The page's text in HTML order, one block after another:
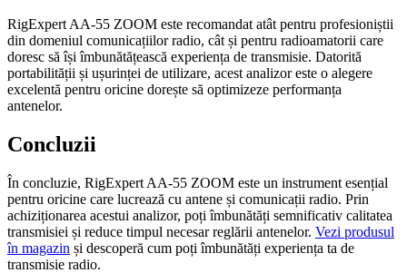
RigExpert AA-55 ZOOM este recomandat atât pentru profesioniștii
din domeniul comunicațiilor radio, cât și pentru radioamatorii care
doresc să își îmbunătățească experiența de transmisie. Datorită
portabilității și ușurinței de utilizare, acest analizor este o alegere
excelentă pentru oricine dorește să optimizeze performanța
antenelor.
Concluzii
În concluzie, RigExpert AA-55 ZOOM este un instrument esențial
pentru oricine care lucrează cu antene și comunicații radio. Prin
achiziționarea acestui analizor, poți îmbunătăți semnificativ calitatea
transmisiei și reduce timpul necesar reglării antenelor. Vezi produsul
în magazin și descoperă cum poți îmbunătăți experiența ta de
transmisie radio.